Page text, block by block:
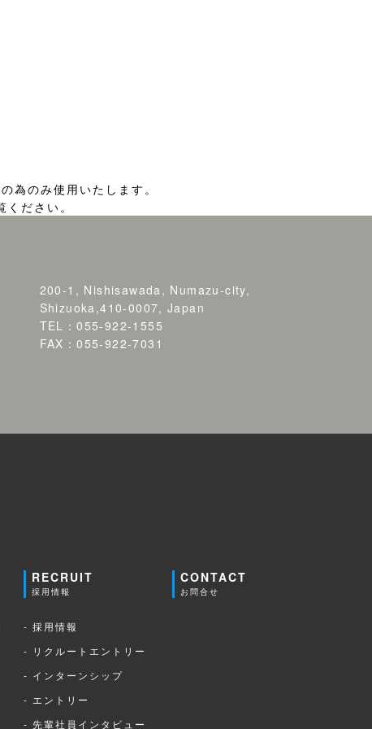
為のみ使用いたします。
ください。
200-1, Nishisawada, Numazu-city,
Shizuoka,410-0007, Japan
TEL：055-922-1555
FAX：055-922-7031
RECRUIT
採用情報
- 採用情報
- リクルートエントリー
- インターンシップ
- エントリー
- 先輩社員インタビュー
CONTACT
お問合せ